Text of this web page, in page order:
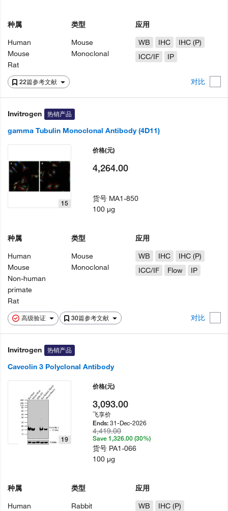
22篇参考文献 对比
种属
Human
Mouse
Rat
类型
Mouse
Monoclonal
应用
WB
IHC
IHC (P)
ICC/IF
IP
Invitrogen 热销产品
gamma Tubulin Monoclonal Antibody (4D11)
高级验证 30篇参考文献 对比
15
种属
Human
Mouse
Non-human
primate
Rat
类型
Mouse
Monoclonal
应用
WB
IHC
IHC (P)
ICC/IF
Flow IP
价格(元)
4,264.00
货号 MA1-850
100 µg
Invitrogen 热销产品
Caveolin 3 Polyclonal Antibody
19
种属
Human
类型
Rabbit
应用
WB
IHC (P)
价格(元)
3,093.00
飞享价
Ends:31-Dec-2026
4,419.00
Save 1,326.00 (30%)
货号 PA1-066
100 µg